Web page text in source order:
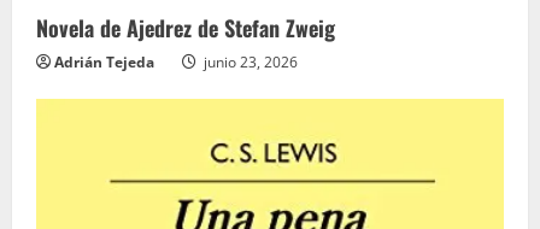
Novela de Ajedrez de Stefan Zweig
Adrián Tejeda junio 23, 2026